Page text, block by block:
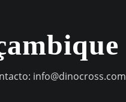
info@dinocross.com